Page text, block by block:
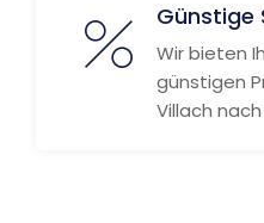
Günstige
Wir bieten
günstigen
Villach